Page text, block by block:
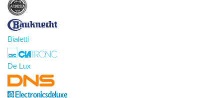
Bialetti
De Lux